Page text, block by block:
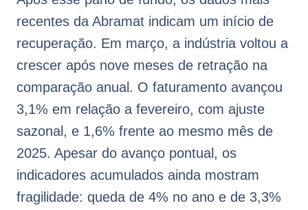
recentes da Abramat indicam um início de
recuperação. Em março, a indústria voltou a
crescer após nove meses de retração na
comparação anual. O faturamento avançou
3,1% em relação a fevereiro, com ajuste
sazonal, e 1,6% frente ao mesmo mês de
2025. Apesar do avanço pontual, os
indicadores acumulados ainda mostram
fragilidade: queda de 4% no ano e de 3,3%